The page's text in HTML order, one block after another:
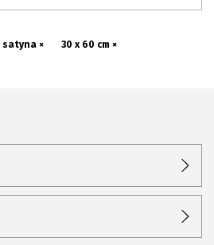
satyna ×
30 x 60 cm ×